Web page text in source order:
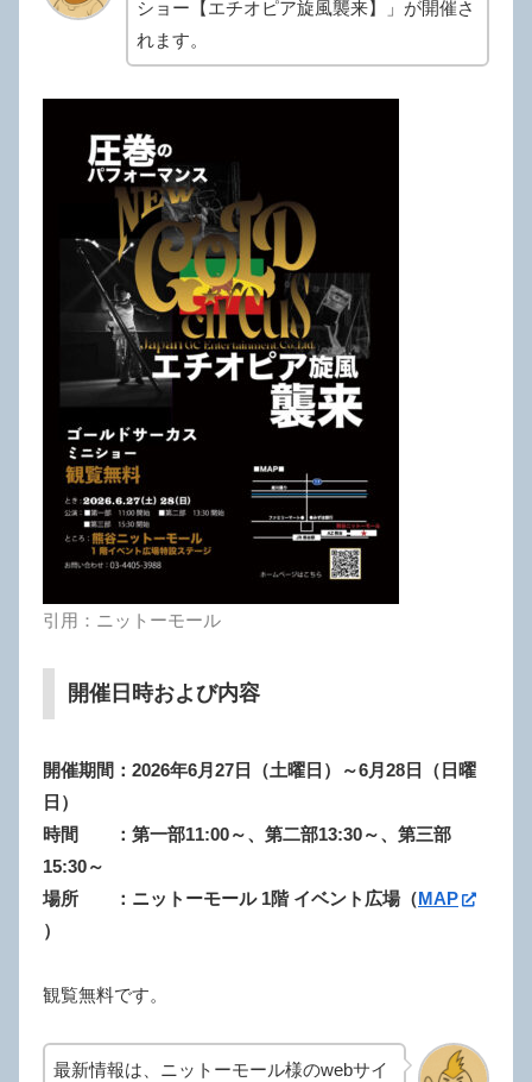
ショー【エチオピア旋風襲来】」が開催さ
れます。
引用：ニットーモール
開催日時および内容
開催期間：2026年6月27日（土曜日）～6月28日（日曜
日）
時間 ：第一部11:00～、第二部13:30～、第三部
15:30～
場所 ：ニットーモール 1階 イベント広場（MAP
）
観覧無料です。
最新情報は、ニットーモール様のwebサイ